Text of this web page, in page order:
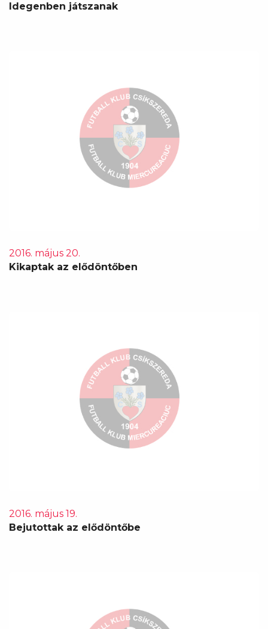
Idegenben játszanak
2016. május 20.
Kikaptak az elődöntőben
2016. május 19.
Bejutottak az elődöntőbe